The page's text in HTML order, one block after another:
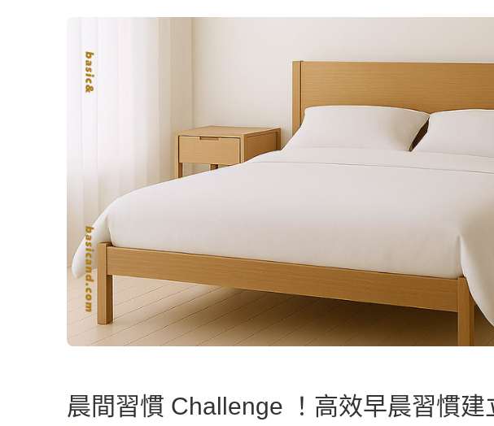
晨間習慣 Challenge ！高效早晨習慣建